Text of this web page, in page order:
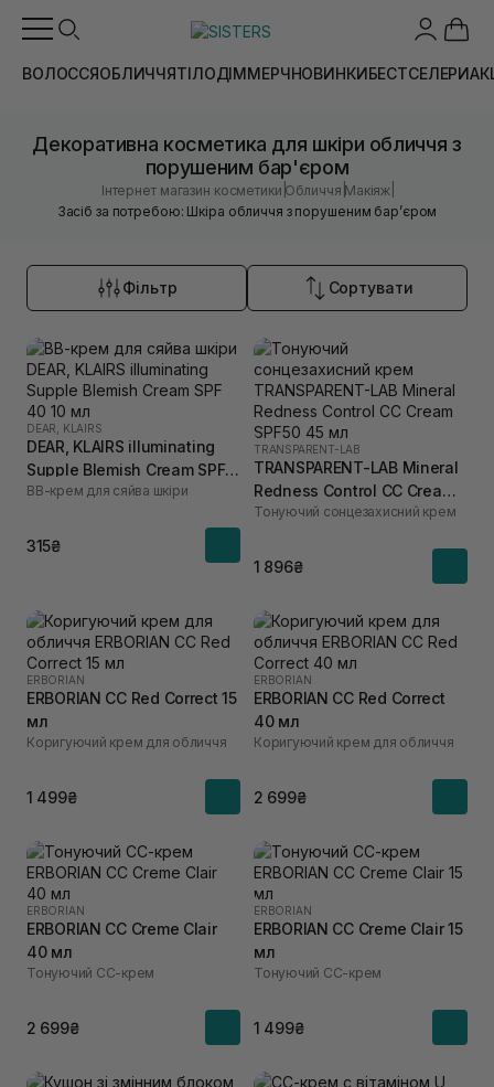
ВОЛОССЯОБЛИЧЧЯТІЛОДІММЕРЧНОВИНКИБЕСТСЕЛЕРИ
Декоративна косметика для шкіри обличчя з
порушеним бар'єром
Інтернет магазин косметики |Обличчя |Макіяж
Засіб за потребою: Шкіра обличчя з порушеним барʼєром
Фільтр Сортувати
DEAR, KLAIRS
DEAR, KLAIRS illuminating
Supple Blemish Cream SPF
40 10 мл
ВВ-крем для сяйва шкіри
315₴
TRANSPARENT-LAB
TRANSPARENT-LAB Mineral
Redness Control CC Cream
SPF50 45 мл
Тонуючий сонцезахисний крем
1 896₴
ERBORIAN
ERBORIAN CC Red Correct 15
мл
Коригуючий крем для обличчя
1 499₴
ERBORIAN
ERBORIAN CC Red Correct
40 мл
Коригуючий крем для обличчя
2 699₴
ERBORIAN
ERBORIAN CC Creme Clair
40 мл
Тонуючий СС-крем
2 699₴
ERBORIAN
ERBORIAN CC Creme Clair 15
мл
Тонуючий СС-крем
1 499₴